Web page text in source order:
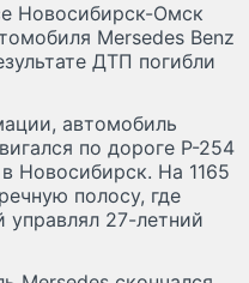
Новосибирск-Омск
Mersedes Benz
ДТП погибли
автомобиль
по дороге Р-254
Новосибирск. На 1165
полосу, где
управлял 27-летний